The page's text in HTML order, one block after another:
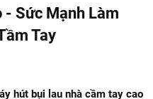
- Sức Mạnh Làm
Tay
hút bụi lau nhà cầm tay cao